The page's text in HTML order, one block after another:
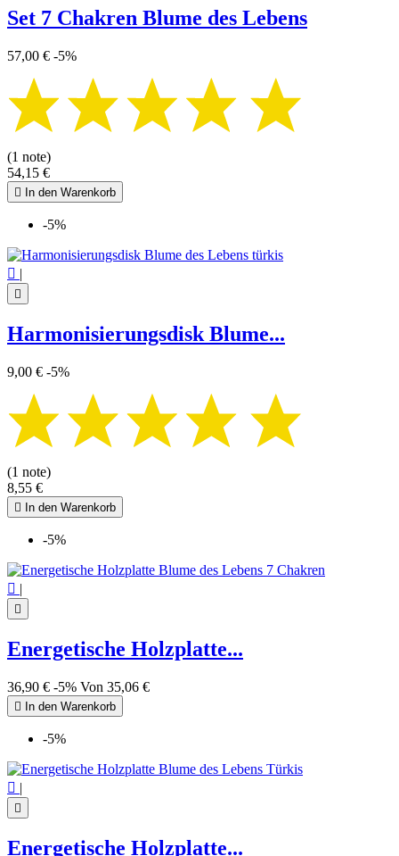
Set 7 Chakren Blume des Lebens
57,00 € -5%
(1 note)
54,15 €
 In den Warenkorb
-5%
 |

Harmonisierungsdisk Blume...
9,00 € -5%
(1 note)
8,55 €
 In den Warenkorb
-5%
 |

Energetische Holzplatte...
36,90 € -5% Von 35,06 €
 In den Warenkorb
-5%
 |

Energetische Holzplatte...